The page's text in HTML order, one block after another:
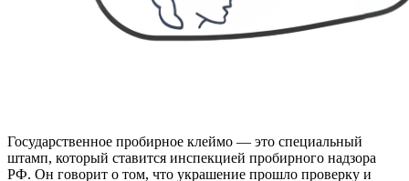
Государственное пробирное клеймо — это специальный
штамп, который ставится инспекцией пробирного надзора
РФ. Он говорит о том, что украшение прошло проверку и